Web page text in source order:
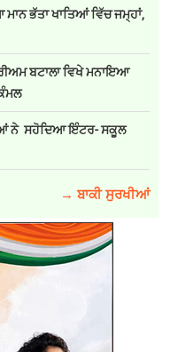
ਭੱਤਾ ਖਾਤਿਆਂ ਵਿੱਚ ਜਮ੍ਹਾਂ,
ਬਟਾਲਾ ਵਿਖੇ ਮਨਾਇਆ
ਨੇ ਸਹੋਦਿਆ ਇੰਟਰ- ਸਕੂਲ
→ ਬਾਕੀ ਸੁਰਖੀਆਂ